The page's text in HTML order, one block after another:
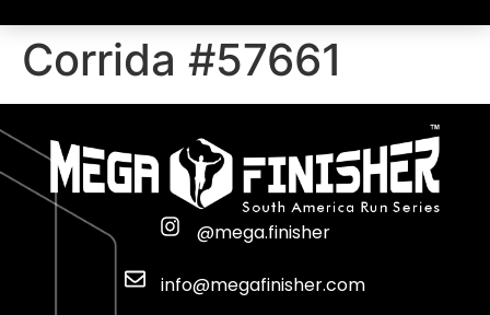
Corrida #57661
@mega.finisher
info@megafinisher.com